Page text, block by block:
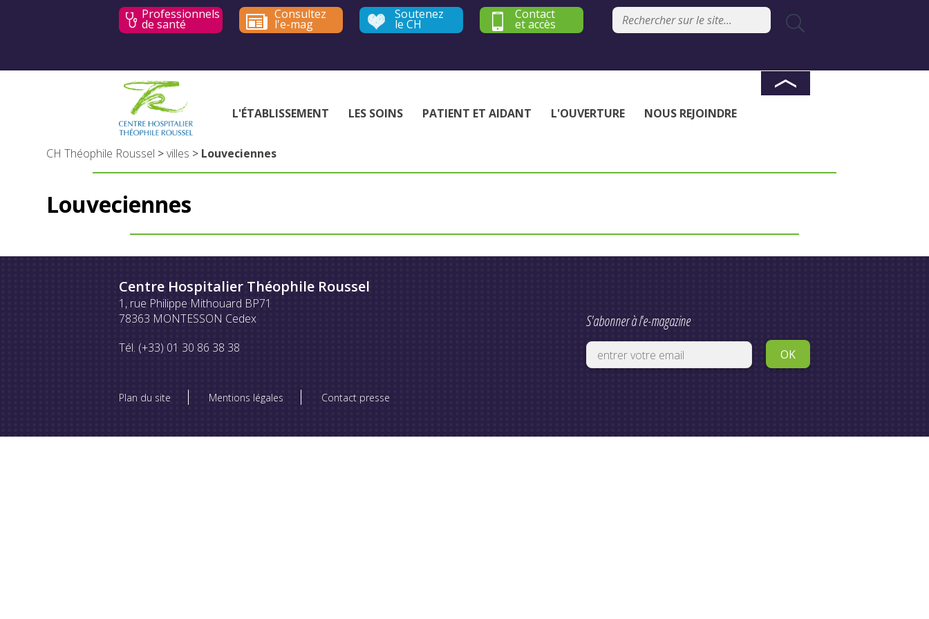
Professionnels
de santé
Consultez
l'e-mag
Soutenez
le CH
Contact
et accès
L'ÉTABLISSEMENT LES SOINS PATIENT ET AIDANT L'OUVERTURE NOUS REJOINDRE
CH Théophile Roussel >villes > Louveciennes
Louveciennes
Centre Hospitalier Théophile Roussel
1, rue Philippe Mithouard BP71
78363 MONTESSON Cedex
Tél. (+33) 01 30 86 38 38
Plan du site Mentions légales Contact presse
S'abonner à l'e-magazine